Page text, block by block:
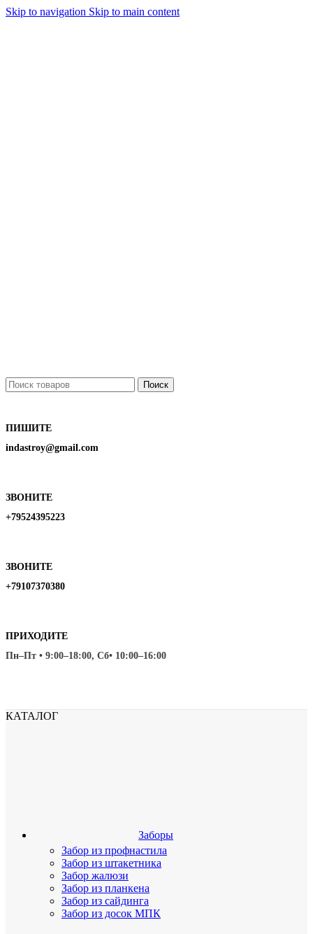
Skip to navigation Skip to main content
Поиск
ПИШИТЕ
indastroy@gmail.com
ЗВОНИТЕ
+79524395223
ЗВОНИТЕ
+79107370380
ПРИХОДИТЕ
Пн–Пт • 9:00–18:00, Сб• 10:00–16:00
КАТАЛОГ
Заборы
Забор из профнастила
Забор из штакетника
Забор жалюзи
Забор из планкена
Забор из сайдинга
Забор из досок МПК